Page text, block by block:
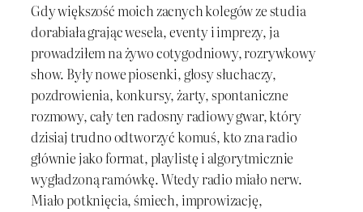
Gdy większość moich zacnych kolegów ze studia
dorabiała grając wesela, eventy i imprezy, ja
prowadziłem na żywo cotygodniowy, rozrywkowy
show. Były nowe piosenki, głosy słuchaczy,
pozdrowienia, konkursy, żarty, spontaniczne
rozmowy, cały ten radosny radiowy gwar, który
dzisiaj trudno odtworzyć komuś, kto zna radio
głównie jako format, playlistę i algorytmicznie
wygładzoną ramówkę. Wtedy radio miało nerw.
Miało potknięcia, śmiech, improwizację,